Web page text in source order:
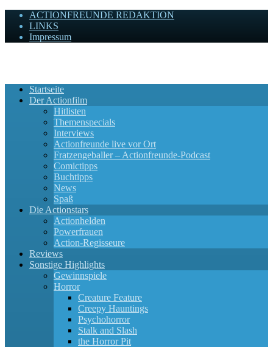
ACTIONFREUNDE REDAKTION
LINKS
Impressum
Startseite
Der Actionfilm
Hitlisten
Themenspecials
Interviews
Actionfreunde live vor Ort
Fratzengeballer – Actionfreunde-Podcast
Comictipps
Buchtipps
News
Spaß
Die Actionstars
Actionhelden
Powerfrauen
Action-Regisseure
Reviews
Sonstige Highlights
Gewinnspiele
Horror
Creature Feature
Creepy Hauntings
Psychohorror
Stalk and Slash
the Horror Pit